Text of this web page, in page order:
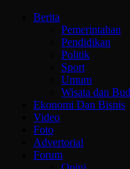
Berita
Pemerintahan
Pendidikan
Politik
Sport
Umum
Wisata dan
Ekonomi Dan Bisnis
Video
Foto
Advertorial
Forum